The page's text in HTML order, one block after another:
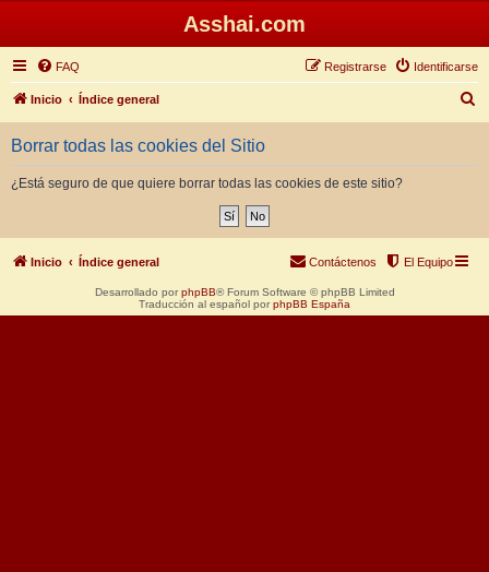
Asshai.com
FAQ Identificarse
Registrarse
Inicio Índice general
u
Borrar todas las cookies del Sitio
¿Está seguro de que quiere borrar todas las cookies de este sitio?
Inicio Índice general El Equipo
Contáctenos
Desarrollado por phpBB® Forum Software © phpBB Limited
Traducción al español por phpBB España